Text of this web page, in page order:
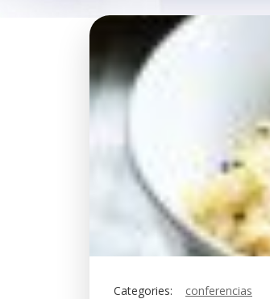
Categories: conferencias